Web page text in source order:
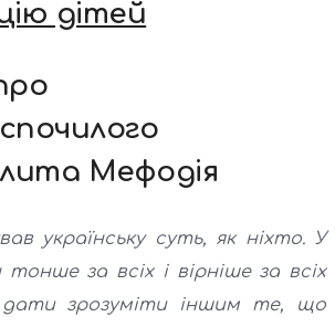
дітей
Мефодія
українську суть, як ніхто. У
за всіх і вірніше за всіх
дати зрозуміти іншим те, що